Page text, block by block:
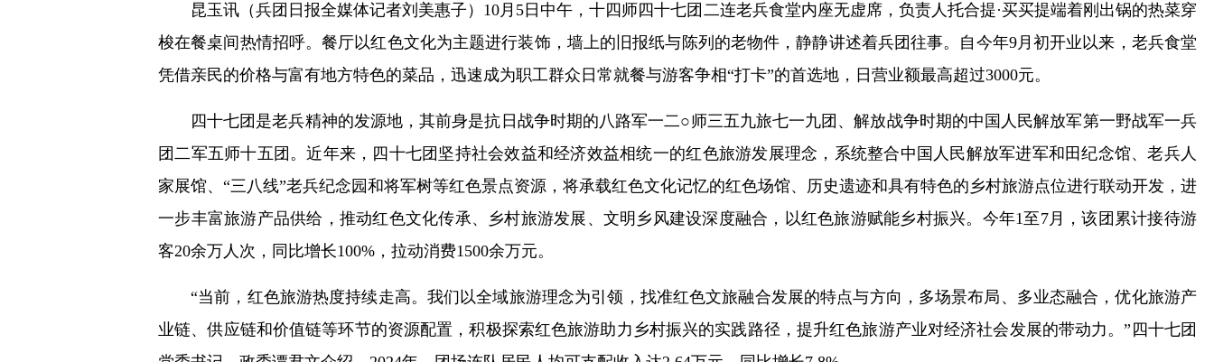
昆玉讯（兵团日报全媒体记者刘美惠子）10月5日中午，十四师四十七团二连老兵食堂内座无虚席，负责人托合提·买买提端着刚出锅的热菜穿
梭在餐桌间热情招呼。餐厅以红色文化为主题进行装饰，墙上的旧报纸与陈列的老物件，静静讲述着兵团往事。自今年9月初开业以来，老兵食堂
凭借亲民的价格与富有地方特色的菜品，迅速成为职工群众日常就餐与游客争相“打卡”的首选地，日营业额最高超过3000元。
四十七团是老兵精神的发源地，其前身是抗日战争时期的八路军一二○师三五九旅七一九团、解放战争时期的中国人民解放军第一野战军一兵
团二军五师十五团。近年来，四十七团坚持社会效益和经济效益相统一的红色旅游发展理念，系统整合中国人民解放军进军和田纪念馆、老兵人
家展馆、“三八线”老兵纪念园和将军树等红色景点资源，将承载红色文化记忆的红色场馆、历史遗迹和具有特色的乡村旅游点位进行联动开发，进
一步丰富旅游产品供给，推动红色文化传承、乡村旅游发展、文明乡风建设深度融合，以红色旅游赋能乡村振兴。今年1至7月，该团累计接待游
客20余万人次，同比增长100%，拉动消费1500余万元。
“当前，红色旅游热度持续走高。我们以全域旅游理念为引领，找准红色文旅融合发展的特点与方向，多场景布局、多业态融合，优化旅游产
业链、供应链和价值链等环节的资源配置，积极探索红色旅游助力乡村振兴的实践路径，提升红色旅游产业对经济社会发展的带动力。”四十七团